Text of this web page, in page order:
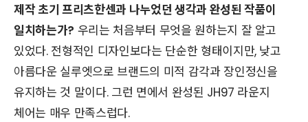
제작 초기 프리츠한센과 나누었던 생각과 완성된 작품이
일치하는가? 우리는 처음부터 무엇을 원하는지 잘 알고
있었다. 전형적인 디자인보다는 단순한 형태이지만, 낮고
아름다운 실루엣으로 브랜드의 미적 감각과 장인정신을
유지하는 것 말이다. 그런 면에서 완성된 JH97 라운지
체어는 매우 만족스럽다.